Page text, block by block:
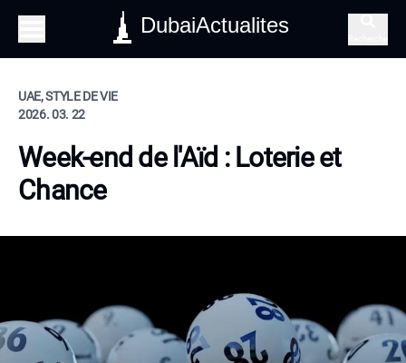
DubaiActualites
UAE, STYLE DE VIE
2026. 03. 22
Week-end de l'Aïd : Loterie et
Chance